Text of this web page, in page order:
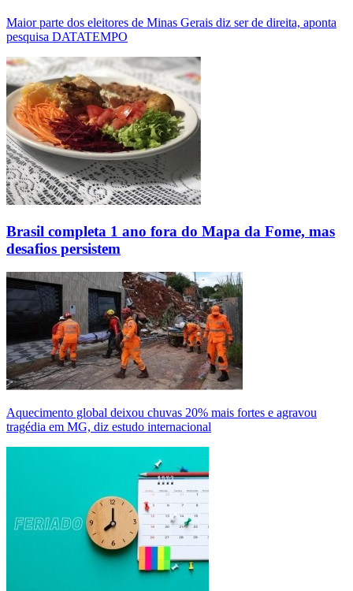
Maior parte dos eleitores de Minas Gerais diz ser de direita, aponta
pesquisa DATATEMPO
Brasil completa 1 ano fora do Mapa da Fome, mas
desafios persistem
Aquecimento global deixou chuvas 20% mais fortes e agravou
tragédia em MG, diz estudo internacional